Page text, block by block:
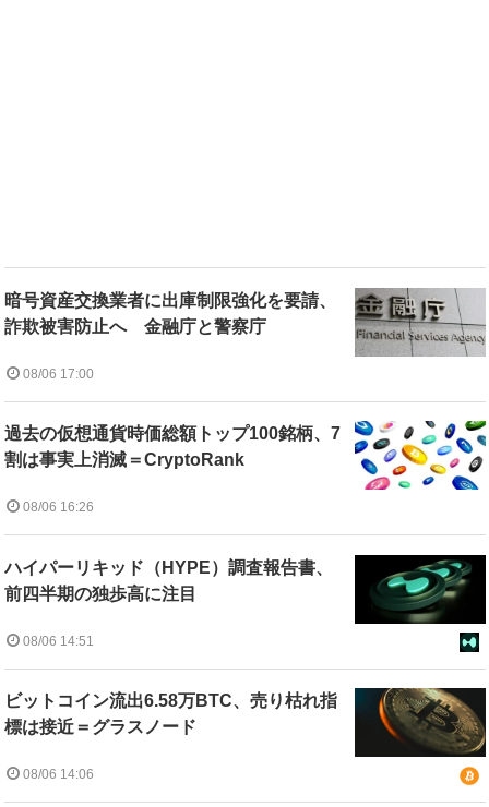
暗号資産交換業者に出庫制限強化を要請、
詐欺被害防止へ 金融庁と警察庁
08/06 17:00
過去の仮想通貨時価総額トップ100銘柄、7
割は事実上消滅＝CryptoRank
08/06 16:26
ハイパーリキッド（HYPE）調査報告書、
前四半期の独歩高に注目
08/06 14:51
ビットコイン流出6.58万BTC、売り枯れ指
標は接近＝グラスノード
08/06 14:06